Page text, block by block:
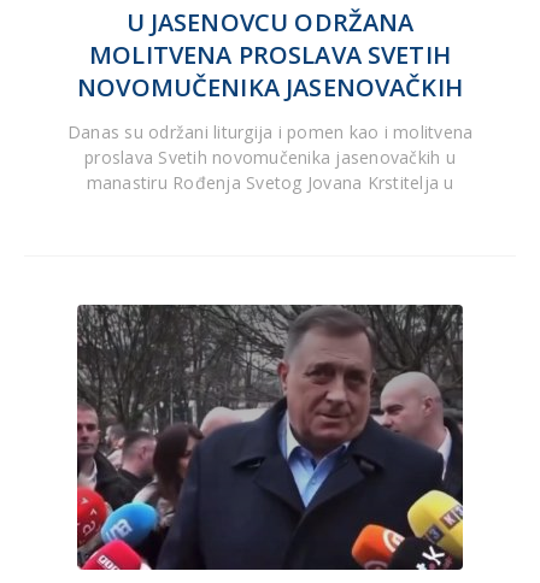
U JASENOVCU ODRŽANA
MOLITVENA PROSLAVA SVETIH
NOVOMUČENIKA JASENOVAČKIH
Danas su održani liturgija i pomen kao i molitvena
proslava Svetih novomučenika jasenovačkih u
manastiru Rođenja Svetog Jovana Krstitelja u